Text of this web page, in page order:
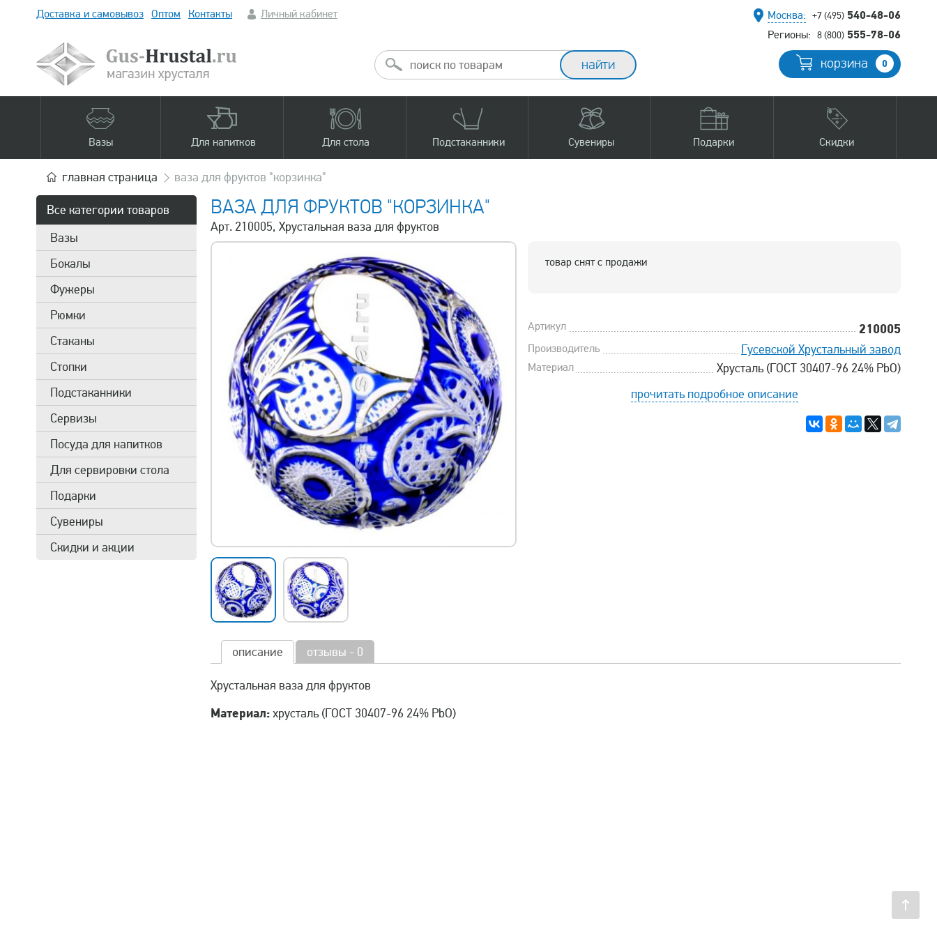
Доставка и самовывоз Оптом Контакты Личный кабинет Москва: +7 (495) 540-48-06
Регионы: 8 (800) 555-78-06
корзина 0
Вазы Для напитков Для стола Подстаканники Сувениры Подарки Скидки
главная страница ваза для фруктов "корзинка"
Все категории товаров
Вазы
Бокалы
Фужеры
Рюмки
Стаканы
Стопки
Подстаканники
Сервизы
Посуда для напитков
Для сервировки стола
Подарки
Сувениры
Скидки и акции
ВАЗА ДЛЯ ФРУКТОВ "КОРЗИНКА"
Арт. 210005, Хрустальная ваза для фруктов
товар снят с продажи
Артикул 210005
Производитель Гусевской Хрустальный завод
Материал
Хрусталь (ГОСТ 30407-96 24% PbO)
прочитать подробное описание
описание отзывы - 0
Хрустальная ваза для фруктов
Материал:хрусталь (ГОСТ 30407-96 24% PbO)